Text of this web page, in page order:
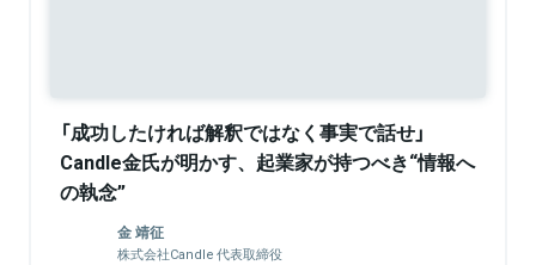
「成功したければ解釈ではなく事実で話せ」
Candle金氏が明かす、起業家が持つべき“情報へ
の執念”
金 靖征
株式会社Candle 代表取締役